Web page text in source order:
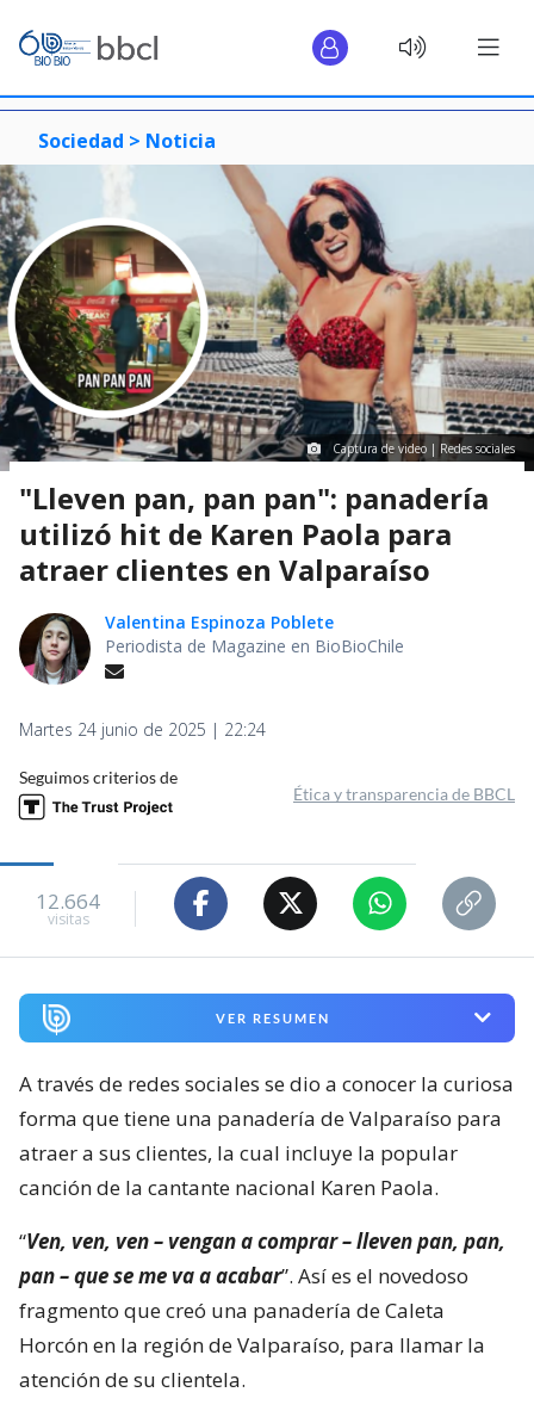
Sociedad > Noticia
Captura de video | Redes sociales
"Lleven pan, pan pan": panadería
utilizó hit de Karen Paola para
atraer clientes en Valparaíso
Valentina Espinoza Poblete
Periodista de Magazine en BioBioChile
Martes 24 junio de 2025 | 22:24
Seguimos criterios de
Ética y transparencia de BBCL
12.664
visitas
VER RESUMEN
A través de redes sociales se dio a conocer la curiosa
forma que tiene una panadería de Valparaíso para
atraer a sus clientes, la cual incluye la popular
canción de la cantante nacional Karen Paola.
“Ven, ven, ven – vengan a comprar – lleven pan, pan,
pan – que se me va a acabar”. Así es el novedoso
fragmento que creó una panadería de Caleta
Horcón en la región de Valparaíso, para llamar la
atención de su clientela.